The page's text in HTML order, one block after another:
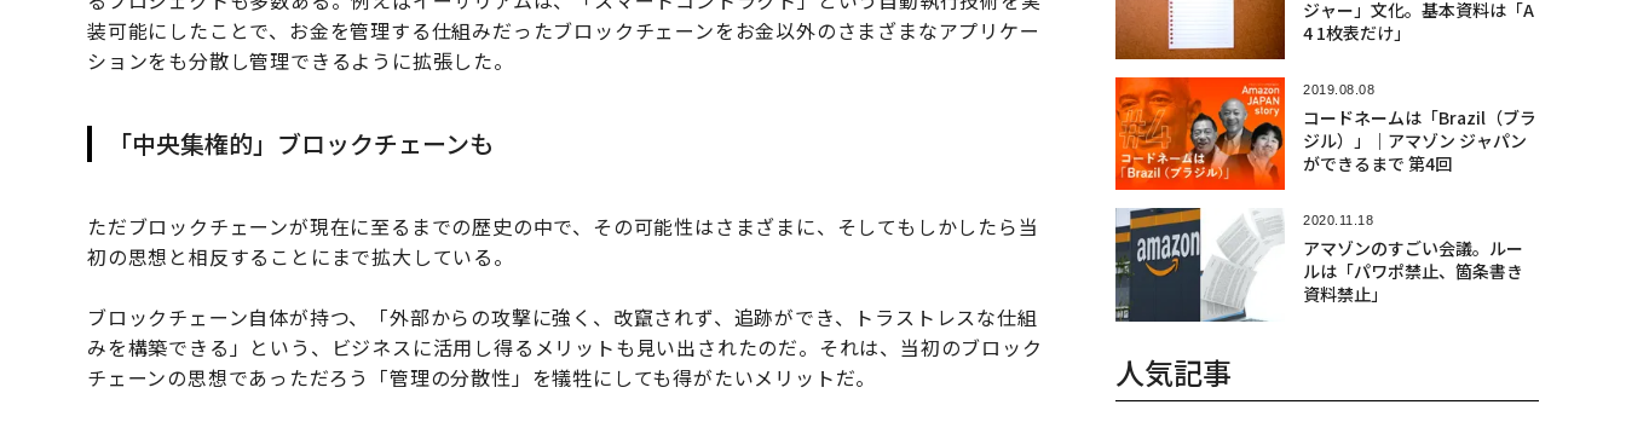
装可能にしたことで、お金を管理する仕組みだったブロックチェーンをお金以外のさまざまなアプリケー
ションをも分散し管理できるように拡張した。
「中央集権的」ブロックチェーンも
ただブロックチェーンが現在に至るまでの歴史の中で、その可能性はさまざまに、そしてもしかしたら当
初の思想と相反することにまで拡大している。
ブロックチェーン自体が持つ、「外部からの攻撃に強く、改竄されず、追跡ができ、トラストレスな仕組
みを構築できる」という、ビジネスに活用し得るメリットも見い出されたのだ。それは、当初のブロック
チェーンの思想であっただろう「管理の分散性」を犠牲にしても得がたいメリットだ。
ジャー」文化。基本資料は「A
4 1枚表だけ」
2019.08.08
コードネームは「Brazil（ブラ
ジル）」｜アマゾン ジャパン
ができるまで 第4回
2020.11.18
アマゾンのすごい会議。ルー
ルは「パワポ禁止、箇条書き
資料禁止」
人気記事